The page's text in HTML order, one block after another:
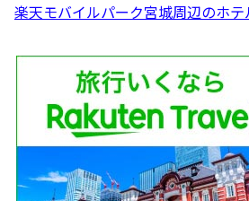
楽天モバイルパーク宮城周辺のホテ